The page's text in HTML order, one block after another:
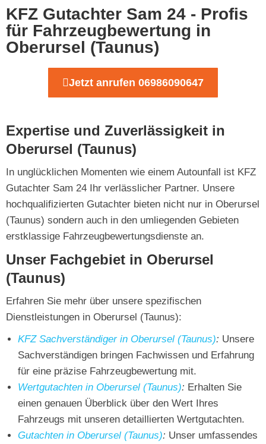
KFZ Gutachter Sam 24 - Profis
für Fahrzeugbewertung in
Oberursel (Taunus)
Jetzt anrufen 06986090647
Expertise und Zuverlässigkeit in
Oberursel (Taunus)
In unglücklichen Momenten wie einem Autounfall ist KFZ
Gutachter Sam 24 Ihr verlässlicher Partner. Unsere
hochqualifizierten Gutachter bieten nicht nur in Oberursel
(Taunus) sondern auch in den umliegenden Gebieten
erstklassige Fahrzeugbewertungsdienste an.
Unser Fachgebiet in Oberursel
(Taunus)
Erfahren Sie mehr über unsere spezifischen
Dienstleistungen in Oberursel (Taunus):
KFZ Sachverständiger in Oberursel (Taunus): Unsere
Sachverständigen bringen Fachwissen und Erfahrung
für eine präzise Fahrzeugbewertung mit.
Wertgutachten in Oberursel (Taunus): Erhalten Sie
einen genauen Überblick über den Wert Ihres
Fahrzeugs mit unseren detaillierten Wertgutachten.
Gutachten in Oberursel (Taunus): Unser umfassendes